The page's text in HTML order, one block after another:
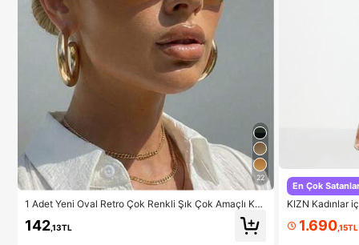
22
1 Adet Yeni Oval Retro Çok Renkli Şık Çok Amaçlı Ka
dın Güneş Gözlüğü, Seyahat, Plaj, Bar, Dış Mekan ve
Diğer Ortamlar İçin Uygun, Y2K Estetiği
142,13TL
En Çok Satanlar
KIZN Kadınlar
desenli,
al. 1.690,15TL